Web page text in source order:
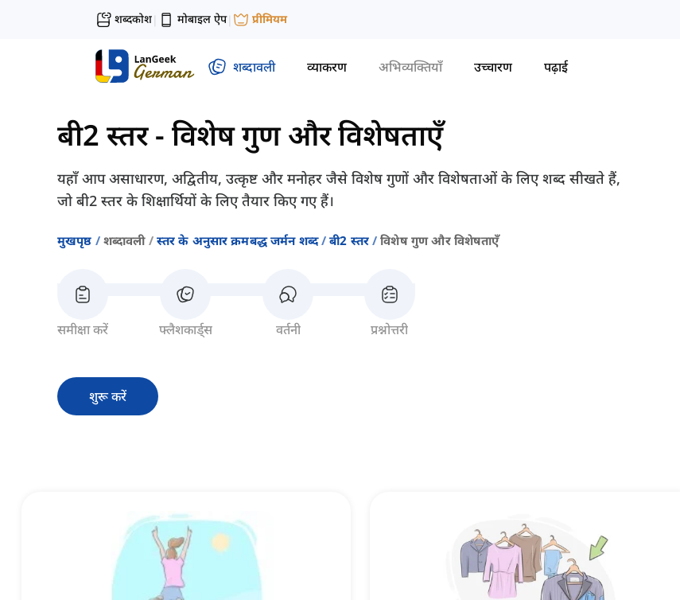
शब्दकोश| मोबाइल ऐप| प्रीमियम
शब्दावली व्याकरण अभिव्यक्तियाँ उच्चारण पढ़ाई
बी2 स्तर- विशेष गुण और विशेषताएँ
यहाँ आप असाधारण, अद्वितीय, उत्कृष्ट और मनोहर जैसे विशेष गुणों और विशेषताओं के लिए शब्द सीखते हैं,
जो बी2 स्तर के शिक्षार्थियों के लिए तैयार किए गए हैं।
मुखपृष्ठ शब्दावली स्तर के अनुसार क्रमबद्ध जर्मन शब्द बी2 स्तर विशेष गुण और विशेषताएँ
समीक्षा करें फ्लैशकार्ड्स वर्तनी प्रश्नोत्तरी
शुरू करें